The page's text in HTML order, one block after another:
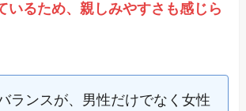
いるため、親しみやすさも感じら
ランスが、男性だけでなく女性